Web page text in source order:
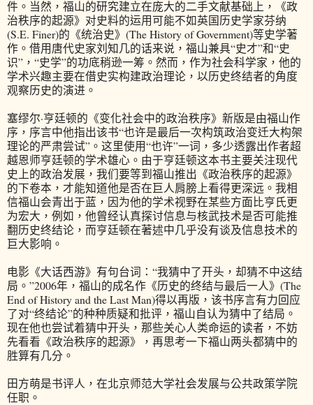
件。当然，福山的研究建立在庞大的二手文献基础上，《政
治秩序的起源》对史料的运用可能不如英国历史学家芬纳
(S.E. Finer)的《统治史》(The History of Government)等史学著
作。借用唐代史家刘知几的话来说，福山兼具“史才”和“史
识”，“史学”的功底稍逊一筹。然而，作为社会科学家，他的
学术兴趣主要在借史实构建政治理论，以历史终结者的角度
观察历史的演进。
塞缪尔·亨廷顿的《变化社会中的政治秩序》新版是由福山作
序，序言中他指出该书“也许是最后一次构筑政治变迁大构架
理论的严肃尝试”。这里使用“也许”一词，多少透露出作者超
越恩师亨廷顿的学术雄心。由于亨廷顿这本书主要关注现代
史上的政治发展，我们要等到福山推出《政治秩序的起源》
的下卷本，才能知道他是否在巨人肩膀上看得更深远。我相
信福山会青出于蓝，因为他的学术视野在某些方面比亨氏更
为宏大，例如，他曾经认真探讨信息与核武技术是否可能推
翻历史终结论，而亨廷顿在著述中几乎没有谈及信息技术的
巨大影响。
电影《大话西游》有句台词：“我猜中了开头，却猜不中这结
局。”2006年，福山的成名作《历史的终结与最后一人》(The
End of History and the Last Man)得以再版，该书序言有力回应
了对“终结论”的种种质疑和批评，福山自认为猜中了结局。
现在他也尝试着猜中开头，那些关心人类命运的读者，不妨
先看看《政治秩序的起源》，再思考一下福山两头都猜中的
胜算有几分。
田方萌是书评人，在北京师范大学社会发展与公共政策学院
任职。